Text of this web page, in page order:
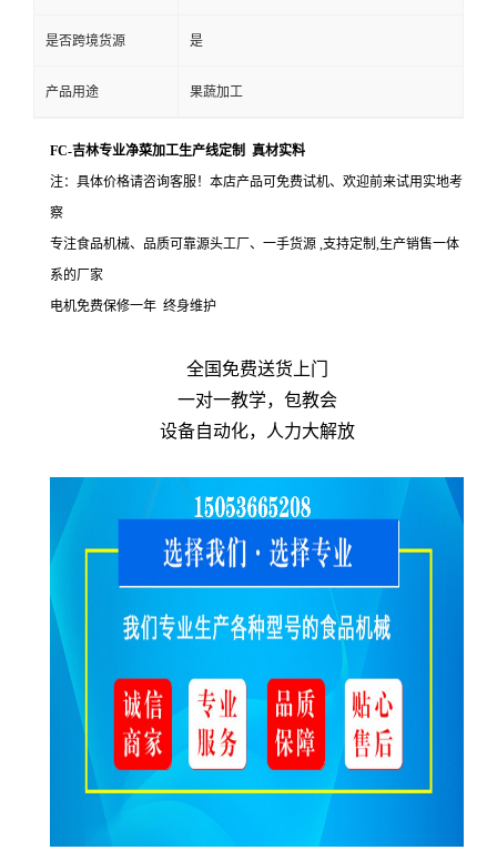
是否跨境货源 是
产品用途 果蔬加工
FC-吉林专业净菜加工生产线定制 真材实料
注：具体价格请咨询客服！ 本店产品可免费试机、欢迎前来试用实地考
察
专注食品机械、品质可靠源头工厂、一手货源 ,支持定制,生产销售一体
系的厂家
电机免费保修一年 终身维护
全国免费送货上门
一对一教学，包教会
设备自动化，人力大解放